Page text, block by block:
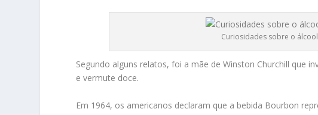
Curiosidades sobre o
Segundo alguns relatos, foi a mãe de Winston Churchill que
e vermute doce.
Em 1964, os americanos declaram que a bebida Bourbon